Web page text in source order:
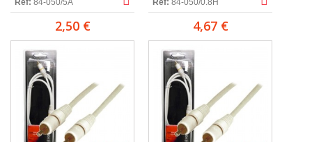
Ref: 84-050/5A
2,50 €
Ref: 84-050/0.8H
4,67 €